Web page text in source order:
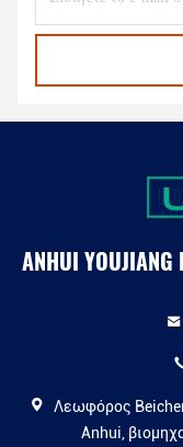
ANHUI YOUJIANG
Λεωφόρος
Anhui,